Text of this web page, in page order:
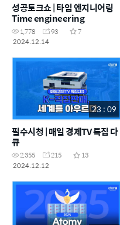
성공토크쇼 | 타임 엔지니어링
Time engineering
1,778 93
7
2024.12.14
23 : 09
필수시청 | 매일 경제TV 특집 다
큐
2,355 215
13
2024.12.12